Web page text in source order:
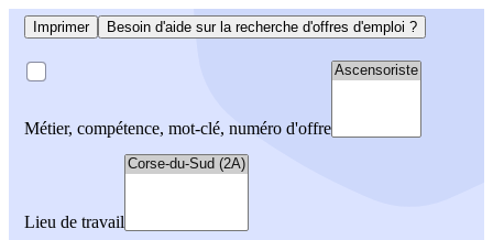
Imprimer Besoin d'aide sur la recherche d'offres d'emploi ?
Métier, compétence, mot-clé, numéro d'offre
Lieu de travail